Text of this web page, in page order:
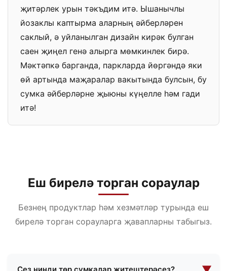
җитәрлек урын тәкъдим итә. Ышанычлы
йозаклы каптырма аларның әйберләрен
саклый, ә уйланылган дизайн кирәк булган
саен җиңел генә алырга мөмкинлек бирә.
Мәктәпкә барганда, паркларда йөргәндә яки
өй артында маҗаралар вакытында булсын, бу
сумка әйберләрне җыюны күңелле һәм гади
итә!
Еш бирелә торган сораулар
Безнең продуктлар һәм хезмәтләр турында еш
бирелә торган сорауларга җавапларны табыгыз.